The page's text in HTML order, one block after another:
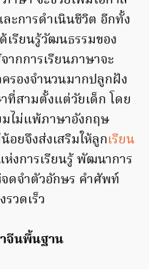
ะการดำเนินชีวิต อีกทั้ง
เรียนรู้วัฒนธรรมของ
ากการเรียนภาษาจะ
รองจำนวนมากปลูกฝัง
ที่สามตั้งแต่วัยเด็ก โดย
ไม่แพ้ภาษาอังกฤษ
ยจึงส่งเสริมให้ลูกเรียน
ห่งการเรียนรู้ พัฒนาการ
ดจำตัวอักษร คำศัพท์
วดเร็ว
จีนพื้นฐาน